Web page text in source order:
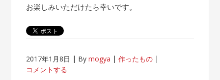
お楽しみいただけたら幸いです。
2017年1月8日 Bymogya
作ったもの
コメントする